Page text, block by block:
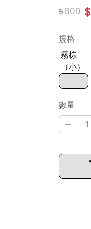
$800 $
規格
霧棕
（小）
數量
–